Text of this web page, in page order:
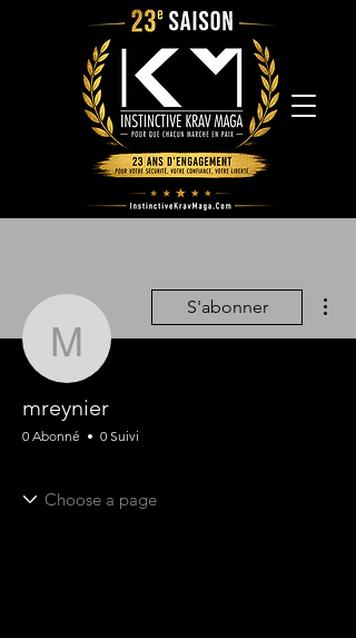
mreynier
S'abonner
mreynier
0 Abonné 0 Suivi